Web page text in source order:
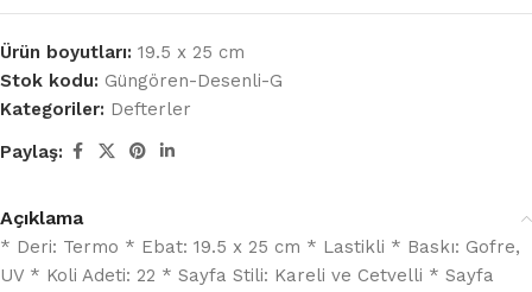
Ürün boyutları: 19.5 x 25 cm
Stok kodu: Güngören-Desenli-G
Kategoriler: Defterler
Paylaş:
Açıklama
* Deri: Termo * Ebat: 19.5 x 25 cm * Lastikli * Baskı: Gofre,
UV * Koli Adeti: 22 * Sayfa Stili: Kareli ve Cetvelli * Sayfa